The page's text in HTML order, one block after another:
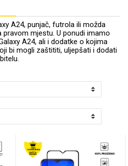
A24, punjač, futrola ili možda
pravom mjestu. U ponudi imamo
A24, ali i dodatke o kojima
bi mogli zaštititi, uljepšati i dodati
Line Art
Šaljivi motivi
Apple
Samsung
10.0 - 12.0 inča
Držači za bicikl
Držači za ruku
Power bank
HDMI kabel
Bluetooth Zvučnici
HI-FI linije
memorijske kartice
Punjači za laptope